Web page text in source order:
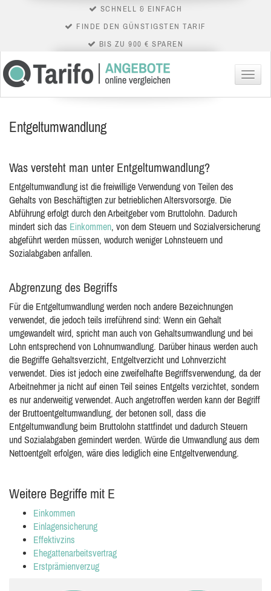
SCHNELL & EINFACH
FINDE DEN GÜNSTIGSTEN TARIF
BIS ZU 900 € SPAREN
Menü
Entgeltumwandlung
Was versteht man unter Entgeltumwandlung?
Entgeltumwandlung ist die freiwillige Verwendung von Teilen des
Gehalts von Beschäftigten zur betrieblichen Altersvorsorge. Die
Abführung erfolgt durch den Arbeitgeber vom Bruttolohn. Dadurch
mindert sich das Einkommen, von dem Steuern und Sozialversicherung
abgeführt werden müssen, wodurch weniger Lohnsteuern und
Sozialabgaben anfallen.
Abgrenzung des Begriffs
Für die Entgeltumwandlung werden noch andere Bezeichnungen
verwendet, die jedoch teils irreführend sind: Wenn ein Gehalt
umgewandelt wird, spricht man auch von Gehaltsumwandlung und bei
Lohn entsprechend von Lohnumwandlung. Darüber hinaus werden auch
die Begriffe Gehaltsverzicht, Entgeltverzicht und Lohnverzicht
verwendet. Dies ist jedoch eine zweifelhafte Begriffsverwendung, da der
Arbeitnehmer ja nicht auf einen Teil seines Entgelts verzichtet, sondern
es nur anderweitig verwendet. Auch angetroffen werden kann der Begriff
der Bruttoentgeltumwandlung, der betonen soll, dass die
Entgeltumwandlung beim Bruttolohn stattfindet und dadurch Steuern
und Sozialabgaben gemindert werden. Würde die Umwandlung aus dem
Nettoentgelt erfolgen, wäre dies lediglich eine Entgeltverwendung.
Weitere Begriffe mit E
Einkommen
Einlagensicherung
Effektivzins
Ehegattenarbeitsvertrag
Erstprämienverzug